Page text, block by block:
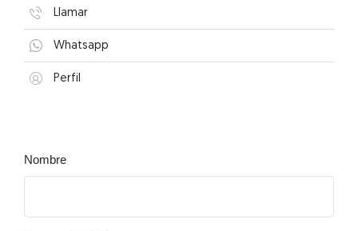
Llamar
Whatsapp
Perfil
Nombre